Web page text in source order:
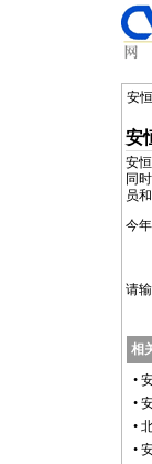
安
安
安
同
员
今
请
相
•
•
•
•